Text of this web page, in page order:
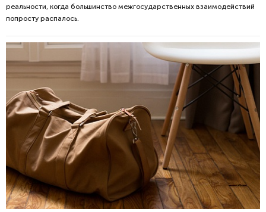
реальности, когда большинство межгосударственных взаимодействий
попросту распалось.